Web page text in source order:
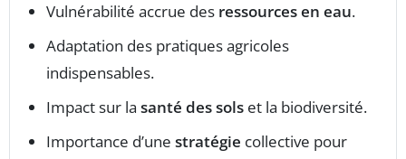
Vulnérabilité accrue des ressources en eau.
Adaptation des pratiques agricoles
indispensables.
Impact sur la santé des sols et la biodiversité.
Importance d’une stratégie collective pour